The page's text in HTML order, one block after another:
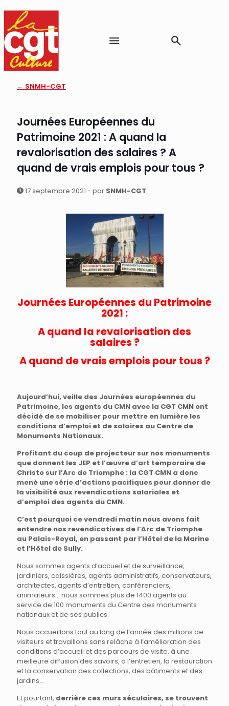
← SNMH-CGT
Journées Européennes du
Patrimoine 2021 : A quand la
revalorisation des salaires ? A
quand de vrais emplois pour tous ?
17 septembre 2021 - par SNMH-CGT
Journées Européennes du Patrimoine
2021 :
A quand la revalorisation des
salaires ?
A quand de vrais emplois pour tous ?
Aujourd’hui, veille des Journées européennes du
Patrimoine, les agents du CMN avec la CGT CMN ont
décidé de se mobiliser pour mettre en lumière les
conditions d’emploi et de salaires au Centre de
Monuments Nationaux.
Profitant du coup de projecteur sur nos monuments
que donnent les JEP et l’œuvre d’art temporaire de
Christo sur l’Arc de Triomphe : la CGT CMN a donc
mené une série d’actions pacifiques pour donner de
la visibilité aux revendications salariales et
d’emploi des agents du CMN.
C’est pourquoi ce vendredi matin nous avons fait
entendre nos revendicatives de l’Arc de Triomphe
au Palais-Royal, en passant par l’Hôtel de la Marine
et l’Hôtel de Sully.
Nous sommes agents d’accueil et de surveillance,
jardiniers, caissières, agents administratifs, conservateurs,
architectes, agents d’entretien, conférenciers,
animateurs… nous sommes plus de 1400 agents au
service de 100 monuments du Centre des monuments
nationaux et de ses publics.
Nous accueillons tout au long de l’année des millions de
visiteurs et travaillons sans relâche à l’amélioration des
conditions d’accueil et des parcours de visite, à une
meilleure diffusion des savoirs, à l’entretien, la restauration
et la conservation des collections, des bâtiments et des
jardins…
Et pourtant, derrière ces murs séculaires, se trouvent